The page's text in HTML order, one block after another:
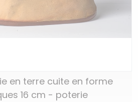
en terre cuite en forme
16 cm - poterie